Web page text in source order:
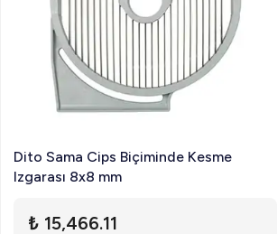
Dito Sama Cips Biçiminde Kesme
Izgarası 8x8 mm
₺ 15,466.11